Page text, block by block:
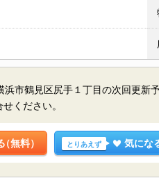
浜市鶴見区尻手１丁目の次回更新
ください。
（無料） とりあえず 気にな